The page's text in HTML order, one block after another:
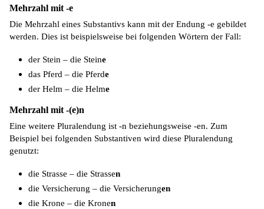
Mehrzahl mit -e
Die Mehrzahl eines Substantivs kann mit der Endung -e gebildet
werden. Dies ist beispielsweisebei folgenden Wörtern der Fall:
der Stein – die Steine
das Pferd – die Pferde
der Helm – die Helme
Mehrzahl mit -(e)n
Eine weitere Pluralendung ist -n beziehungsweise -en. Zum
Beispielbei folgenden Substantiven wird diese Pluralendung
genutzt:
die Strasse – die Strassen
die Versicherung – die Versicherungen
die Krone – die Kronen